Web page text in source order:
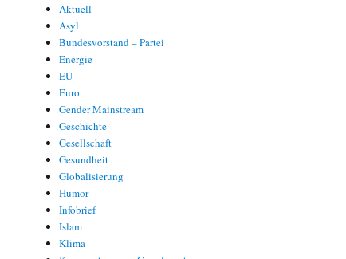
Aktuell
Asyl
Bundesvorstand – Partei
Energie
EU
Euro
Gender Mainstream
Geschichte
Gesellschaft
Gesundheit
Globalisierung
Humor
Infobrief
Islam
Klima